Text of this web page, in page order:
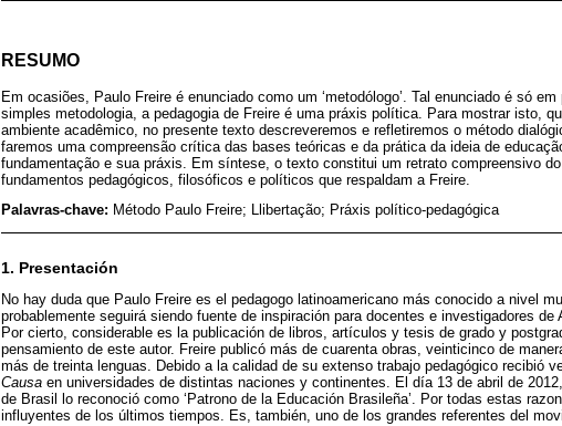
RESUMO
Em ocasiões, Paulo Freire é enunciado como um ‘metodólogo’. Tal enunciado é só
simples metodologia, a pedagogia de Freire é uma práxis política. Para mostrar isto,
ambiente acadêmico, no presente texto descreveremos e refletiremos o método
faremos uma compreensão crítica das bases teóricas e da prática da ideia de
fundamentação e sua práxis. Em síntese, o texto constitui um retrato compreensivo
fundamentos pedagógicos, filosóficos e políticos que respaldam a Freire.
Palavras-chave: Método Paulo Freire; Llibertação; Práxis político-pedagógica
1. Presentación
No hay duda que Paulo Freire es el pedagogo latinoamericano más conocido a nivel
probablemente seguirá siendo fuente de inspiración para docentes e investigadores
Por cierto, considerable es la publicación de libros, artículos y tesis de grado y
pensamiento de este autor. Freire publicó más de cuarenta obras, veinticinco de
más de treinta lenguas. Debido a la calidad de su extenso trabajo pedagógico recibió
Causa en universidades de distintas naciones y continentes. El día 13 de abril de
de Brasil lo reconoció como ‘Patrono de la Educación Brasileña’. Por todas estas
influyentes de los últimos tiempos. Es, también, uno de los grandes referentes del